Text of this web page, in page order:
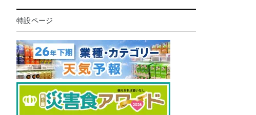
特設ページ